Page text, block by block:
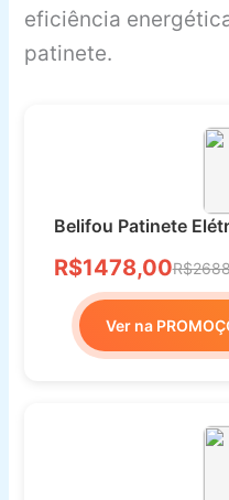
eficiência
patinete.
Belifou Patinete
R$1478,00
Ver na